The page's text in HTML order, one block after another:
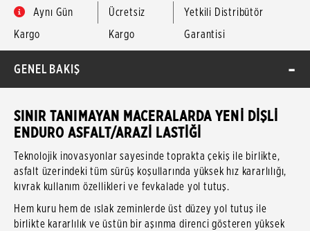
Aynı Gün
Kargo
Ücretsiz
Kargo
Yetkili Distribütör
Garantisi
GENEL BAKIŞ
SINIR TANIMAYAN MACERALARDA YENİ DİŞLİ
ENDURO ASFALT/ARAZİ LASTİĞİ
Teknolojik inovasyonlar sayesinde toprakta çekiş ile birlikte,
asfalt üzerindeki tüm sürüş koşullarında yüksek hız kararlılığı,
kıvrak kullanım özellikleri ve fevkalade yol tutuş.
Hem kuru hem de ıslak zeminlerde üst düzey yol tutuş ile
birlikte kararlılık ve üstün bir aşınma direnci gösteren yüksek